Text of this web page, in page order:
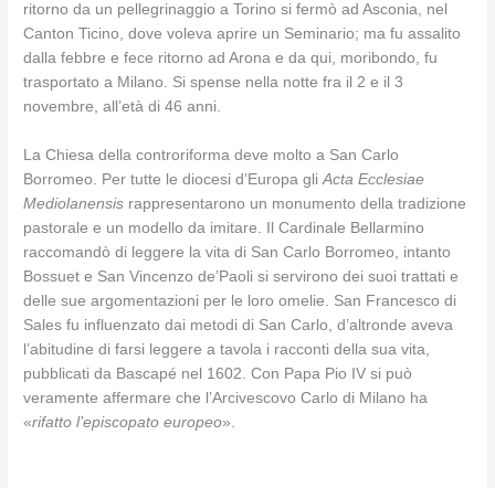
ritorno da un pellegrinaggio a Torino si fermò ad Asconia, nel
Canton Ticino, dove voleva aprire un Seminario; ma fu assalito
dalla febbre e fece ritorno ad Arona e da qui, moribondo, fu
trasportato a Milano. Si spense nella notte fra il 2 e il 3
novembre, all’età di 46 anni.
La Chiesa della controriforma deve molto a San Carlo
Borromeo. Per tutte le diocesi d’Europa gliActa Ecclesiae
Mediolanensis rappresentarono un monumento della tradizione
pastorale e un modello da imitare. Il Cardinale Bellarmino
raccomandò di leggere la vita di San Carlo Borromeo, intanto
Bossuet e San Vincenzo de’Paoli si servirono dei suoi trattati e
delle sue argomentazioni per le loro omelie. San Francesco di
Sales fu influenzato dai metodi di San Carlo, d’altronde aveva
l’abitudine di farsi leggere a tavola i racconti della sua vita,
pubblicati da Bascapé nel 1602. Con Papa Pio IV si può
veramente affermare che l’Arcivescovo Carlo di Milano ha
«rifatto l’episcopato europeo».